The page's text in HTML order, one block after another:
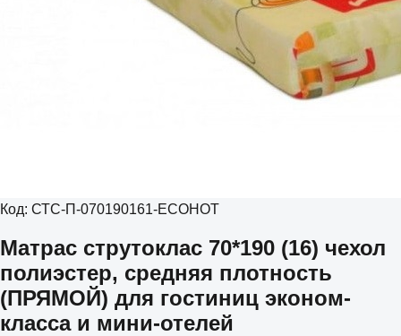
Код: СТС-П-070190161-ECOHOT
Матрас струтоклас 70*190 (16) чехол
полиэстер, средняя плотность
(ПРЯМОЙ) для гостиниц эконом-
класса и мини-отелей